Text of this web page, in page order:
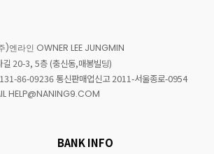
엔라인 OWNER LEE JUNGMIN
길 20-3, 5층 (충신동,매봉빌딩)
86-09236 통신판매업신고 2011-서울종로-0954
HELP@NANING9.COM
BANK INFO